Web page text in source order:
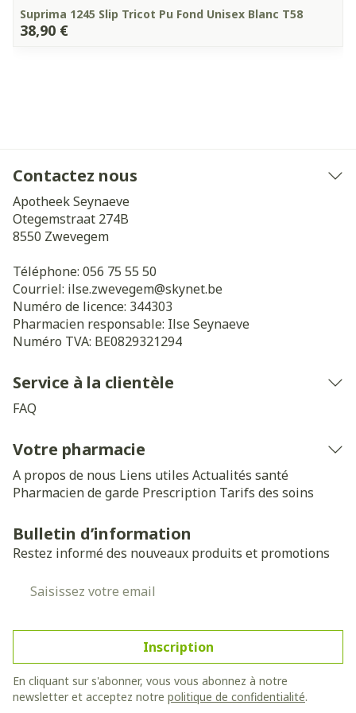
Suprima 1245 Slip Tricot Pu Fond Unisex Blanc T58
38,90 €
Contactez nous
Apotheek Seynaeve
Otegemstraat 274B
8550 Zwevegem
Téléphone: 056 75 55 50
Courriel: ilse.zwevegem@skynet.be
Numéro de licence: 344303
Pharmacien responsable: Ilse Seynaeve
Numéro TVA: BE0829321294
Service à la clientèle
FAQ
Votre pharmacie
A propos de nous Liens utiles Actualités santé
Pharmacien de garde Prescription Tarifs des soins
Bulletin d’information
Restez informé des nouveaux produits et promotions
Inscription
En cliquant sur s'abonner, vous vous abonnez à notre
newsletter et acceptez notre politique de confidentialité.